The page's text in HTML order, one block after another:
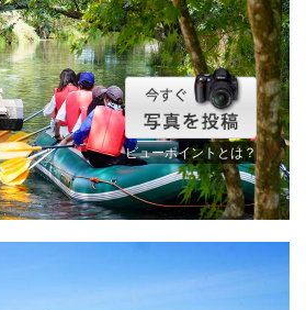
ビューポイントとは？